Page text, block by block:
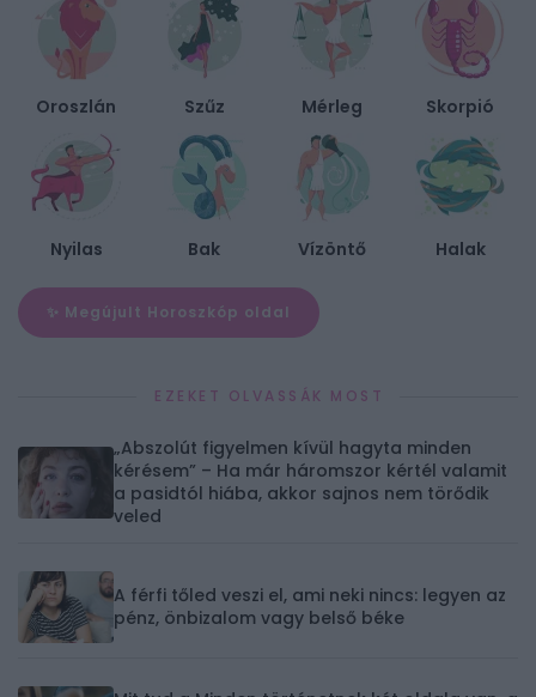
Oroszlán Szűz Mérleg Skorpió
Nyilas Bak Vízöntő Halak
✨ Megújult Horoszkóp oldal
EZEKET OLVASSÁK MOST
„Abszolút figyelmen kívül hagyta minden
kérésem” – Ha már háromszor kértél valamit
a pasidtól hiába, akkor sajnos nem törődik
veled
A férfi tőled veszi el, ami neki nincs: legyen az
pénz, önbizalom vagy belső béke